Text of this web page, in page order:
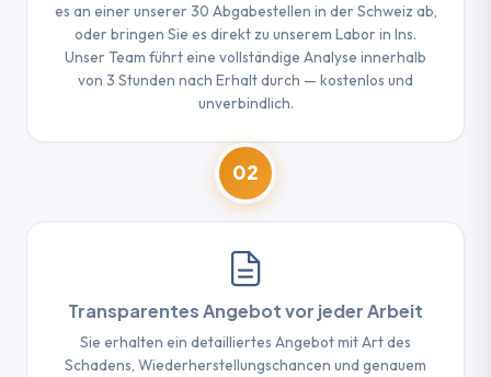
es an einer unserer 30 Abgabestellen in der Schweiz ab,
oder bringen Sie es direkt zu unserem Labor in Ins.
Unser Team führt eine vollständige Analyse innerhalb
von 3 Stunden nach Erhalt durch — kostenlos und
unverbindlich.
02
Transparentes Angebot vor jeder Arbeit
Sie erhalten ein detailliertes Angebot mit Art des
Schadens, Wiederherstellungschancen und genauem